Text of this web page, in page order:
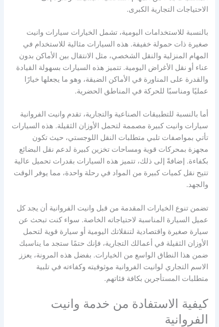
الاحتياجات التجارية الكبرى.
بالنسبة للاستخدامات اليومية، تشمل الخيارات سيارات وانيت
صغيرة ذات حمولة خفيفة. هذه السيارات مثالية للاستخدام في
المهام المنزلية والنقل الشخصي، مثل الانتقال بين الأماكن بدون
عناء أو نقل الأغراض اليومية. تتميز هذه السيارات بسهولة القيادة
والقدرة على المناورة في الأماكن الضيقة، وهو ما يجعلها خيارًا
عمليًا ومناسبًا للحركة في المناطق الحضرية.
أما بالنسبة للتطبيقات الصناعية والتجارية، تقدم وانيت الفروانية
سيارات وانيت كبيرة مصممة لتحمل الأوزان الثقيلة. هذه السيارات
تأتي بمواصفات تلبي متطلبات النقل اللوجستي، حيث تكون
مجهزة بمحركات قوية ومساحات تخزين كبيرة لدعم نقل البضائع
بكفاءة. إضافةً إلى ذلك، تتميز هذه السيارات بقدرات تحميل عالية
تتيح نقل كميات كبيرة من المواد في رحلة واحدة، مما يوفر الوقت
والجهد.
تضمن تنوع الخيارات المقدمة من قبل وانيت الفروانية أن يجد كل
عميل السيارة المناسبة لاحتياجاته الخاصة. سواء كنت تبحث عن
سيارة صغيرة واقتصادية لتنقلاتك اليومية أو سيارة قوية لتحمل
الأوزان الثقيلة في أعمالك التجارية، فإنك حتمًا ستجد ما يناسبك
ضمن هذا النطاق الواسع من الخيارات. بفضل هذه المرونة، يعزز
الاسم التجاري لوانيت الفروانية موثوقيته وكفاءته في تلبية
متطلبات المستأجرين بكافة فئاتهم.
كيفية الاستفادة من خدمة وانيت
الفروانية